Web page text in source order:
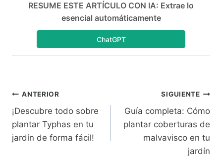
RESUME ESTE ARTÍCULO CON IA: Extrae lo
esencial automáticamente
ChatGPT
Navegación
de
entradas
ANTERIOR
¡Descubre todo sobre
plantar Typhas en tu
jardín de forma fácil!
SIGUIENTE
Guía completa: Cómo
plantar coberturas de
malvavisco en tu
jardín